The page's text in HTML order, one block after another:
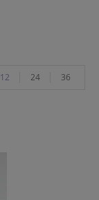
12 24 36